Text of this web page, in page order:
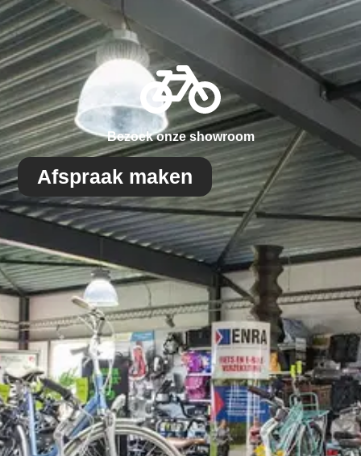
Bezoek onze showroom
Afspraak maken